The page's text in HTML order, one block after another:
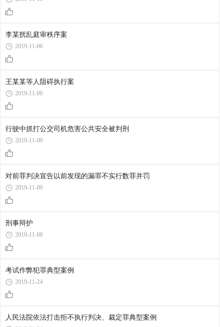
李某扰乱庭审秩序案
2019-11-06
王某某等人阻碍执行案
2019-11-06
行驶中抓打公交司机危害公共安全被判刑
2019-11-09
对前罪判决宣告以前发现的漏罪不实行数罪并罚
2019-11-09
刑事辩护
2019-11-08
考试作弊犯罪典型案例
2019-11-24
人民法院依法打击拒不执行判决、裁定罪典型案例